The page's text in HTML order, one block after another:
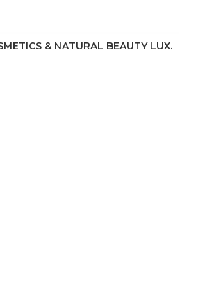
& NATURAL BEAUTY LUX.